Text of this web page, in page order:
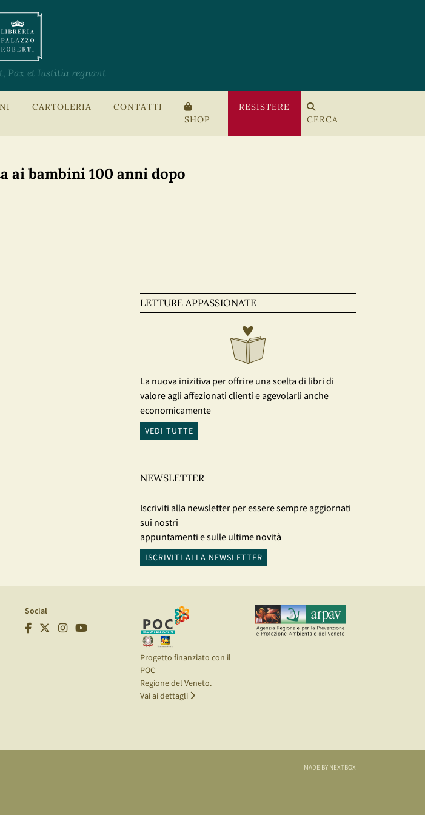
Pax et Iustitia regnant
CARTOLERIA
CONTATTI
SHOP
RESISTERE
CERCA
ai bambini 100 anni dopo
LETTURE APPASSIONATE
La nuova inizitiva per offrire una scelta di libri di
valore agli affezionati clienti e agevolarli anche
economicamente
VEDI TUTTE
NEWSLETTER
Iscriviti alla newsletter per essere sempre aggiornati
sui nostri
appuntamenti e sulle ultime novità
ISCRIVITI ALLA NEWSLETTER
Social
Progetto finanziato con il
POC
Regione del Veneto.
Vai ai dettagli
MADE BY NEXTBOX